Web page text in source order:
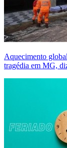
Aquecimento
tragédia em MG,